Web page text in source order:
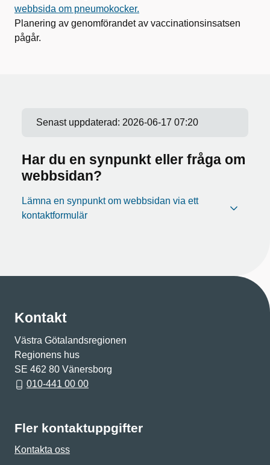
webbsida om pneumokocker.
Planering av genomförandet av vaccinationsinsatsen
pågår.
Senast uppdaterad: 2026-06-17 07:20
Har du en synpunkt eller fråga om
webbsidan?
Lämna en synpunkt om webbsidan via ett
kontaktformulär
Kontakt
Västra Götalandsregionen
Regionens hus
SE 462 80 Vänersborg
010-441 00 00
Fler kontaktuppgifter
Kontakta oss